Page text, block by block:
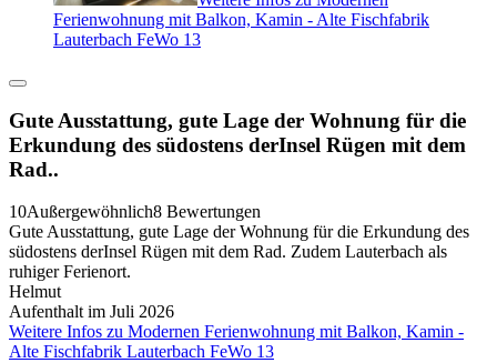
Ferienwohnung mit Balkon, Kamin - Alte Fischfabrik
Lauterbach FeWo 13
Gute Ausstattung, gute Lage der Wohnung für die
Erkundung des südostens derInsel Rügen mit dem
Rad..
10Außergewöhnlich8 Bewertungen
Gute Ausstattung, gute Lage der Wohnung für die Erkundung des
südostens derInsel Rügen mit dem Rad. Zudem Lauterbach als
ruhiger Ferienort.
Helmut
Aufenthalt im Juli 2026
Weitere Infos zu Modernen Ferienwohnung mit Balkon, Kamin -
Alte Fischfabrik Lauterbach FeWo 13